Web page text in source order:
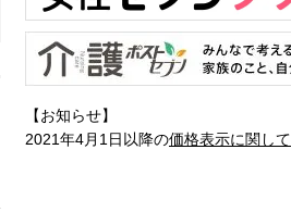
【お知らせ】
2021年4月1日以降の価格表示に関して